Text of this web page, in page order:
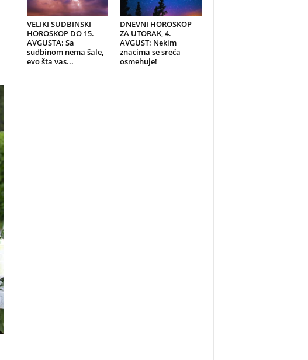
VELIKI SUDBINSKI
HOROSKOP DO 15.
AVGUSTA: Sa
sudbinom nema šale,
evo šta vas...
DNEVNI HOROSKOP
ZA UTORAK, 4.
AVGUST: Nekim
znacima se sreća
osmehuje!